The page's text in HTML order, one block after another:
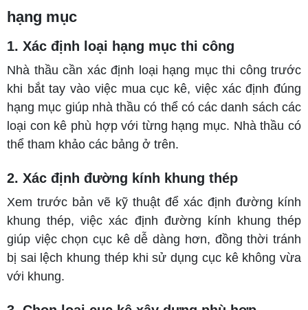
hạng mục
1. Xác định loại hạng mục thi công
Nhà thầu cần xác định loại hạng mục thi công trước
khi bắt tay vào việc mua cục kê, việc xác định đúng
hạng mục giúp nhà thầu có thể có các danh sách các
loại con kê phù hợp với từng hạng mục. Nhà thầu có
thể tham khảo các bảng ở trên.
2. Xác định đường kính khung thép
Xem trước bản vẽ kỹ thuật để xác định đường kính
khung thép, việc xác định đường kính khung thép
giúp việc chọn cục kê dễ dàng hơn, đồng thời tránh
bị sai lệch khung thép khi sử dụng cục kê không vừa
với khung.